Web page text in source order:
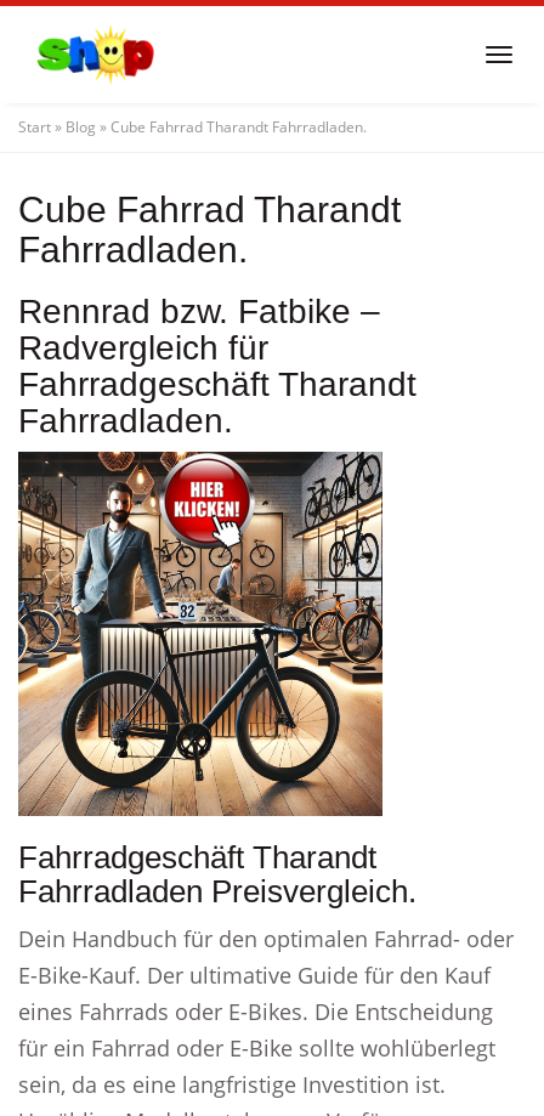
content
Start» Blog »Cube Fahrrad Tharandt Fahrradladen.
Cube Fahrrad Tharandt
Fahrradladen.
Rennrad bzw. Fatbike –
Radvergleich für
Fahrradgeschäft Tharandt
Fahrradladen.
Fahrradgeschäft Tharandt
Fahrradladen Preisvergleich.
Dein Handbuch für den optimalen Fahrrad- oder
E-Bike-Kauf. Der ultimative Guide für den Kauf
eines Fahrrads oder E-Bikes. Die Entscheidung
für ein Fahrrad oder E-Bike sollte wohlüberlegt
sein, da es eine langfristige Investition ist.